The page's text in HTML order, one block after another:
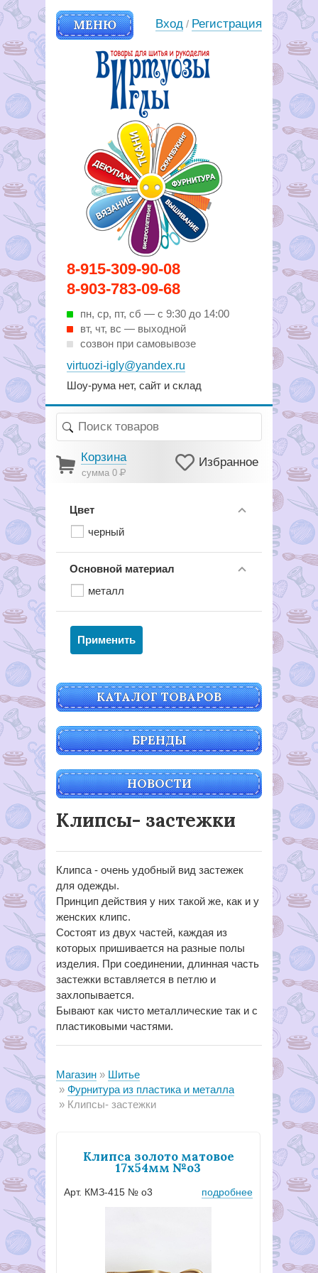
8-915-309-90-08
8-903-783-09-68
пн, ср, пт, cб — с 9:30 до 14:00
вт, чт, вс — выходной
созвон при самовывозе
virtuozi-igly@yandex.ru
Шоу-рума нет, сайт и склад
МЕНЮ
Вирутозы иглы. Товары для
шитья и рукоделья
Вход / Регистрация
Корзина
сумма 0Р
Избранное
Цвет
черный
Основной материал
металл
КАТАЛОГ ТОВАРОВ
БРЕНДЫ
НОВОСТИ
Клипсы- застежки
Клипса - очень удобный вид застежек
для одежды.
Принцип действия у них такой же, как и у
женских клипс.
Состоят из двух частей, каждая из
которых пришивается на разные полы
изделия. При соединении, длинная часть
застежки вставляется в петлю и
захлопывается.
Бывают как чисто металлические так и с
пластиковыми частями.
Магазин
Шитье
Фурнитура из пластика и металла
Клипсы- застежки
Клипса золото матовое
17х54мм №о3
Арт. КМЗ-415 № о3 подробнее